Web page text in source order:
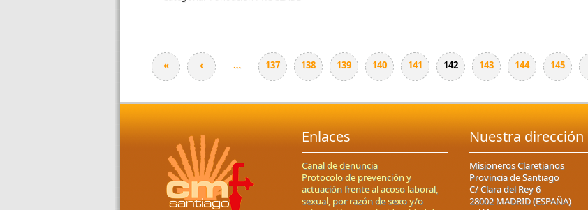
Páginas
« ‹ … 137 138 139 140 141 142 143 144 145
Enlaces
Canal de denuncia
Protocolo de prevención y
actuación frente al acoso laboral,
sexual, por razón de sexo y/o
Nuestra dirección
Misioneros Claretianos
Provincia de Santiago
C/ Clara del Rey 6
28002 MADRID (ESPAÑA)